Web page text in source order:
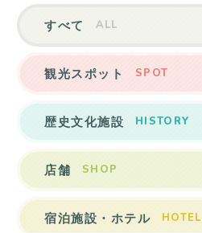
ALL
すべて
SPOT
観光スポット
HISTORY
歴史文化施設
SHOP
店舗
HOTEL
宿泊施設・ホテル